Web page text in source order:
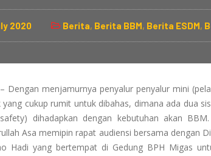
2020 Berita, Berita BBM, Berita ESDM,
Dengan menjamurnya penyalur penyalur mini
yang cukup rumit untuk dibahas, dimana ada dua
dihadapkan dengan kebutuhan akan
Asa memipin rapat audiensi bersama dengan
Hadi yang bertempat di Gedung BPH Migas